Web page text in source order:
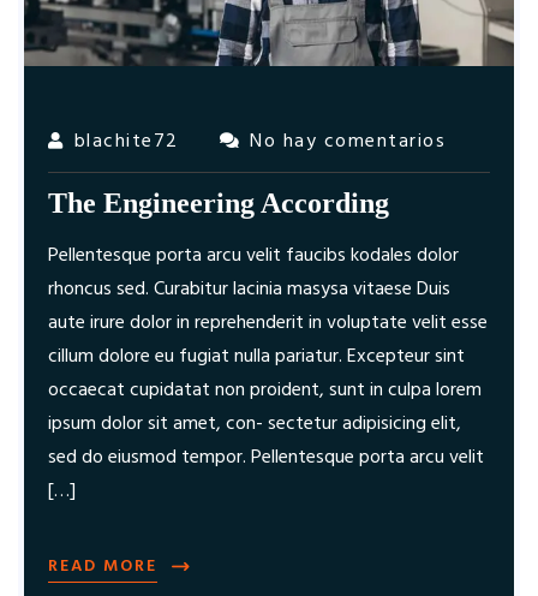
blachite72
No hay comentarios
The Engineering According
Pellentesque porta arcu velit faucibs kodales dolor
rhoncus sed. Curabitur lacinia masysa vitaese Duis
aute irure dolor in reprehenderit in voluptate velit esse
cillum dolore eu fugiat nulla pariatur. Excepteur sint
occaecat cupidatat non proident, sunt in culpa lorem
ipsum dolor sit amet, con- sectetur adipisicing elit,
sed do eiusmod tempor. Pellentesque porta arcu velit
[…]
READ MORE